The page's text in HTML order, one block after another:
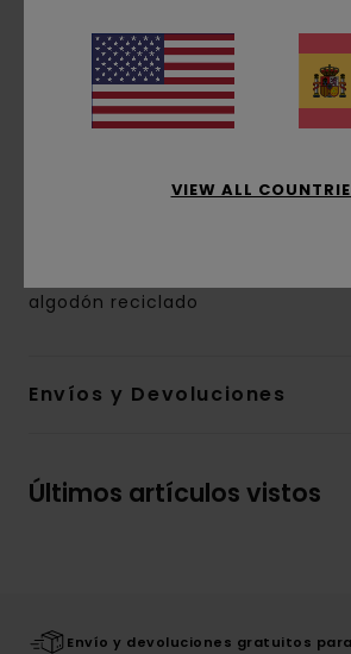
Mangas:Mangas largas
Bolsillos:2 bolsillos de parche
Cierre:solapa de botones
Marca:etiqueta de la marca
Otras características:
algodón reciclado
Envíos y Devoluciones
Últimos artículos vistos
Envío y devoluciones gratuitos
VIEW ALL